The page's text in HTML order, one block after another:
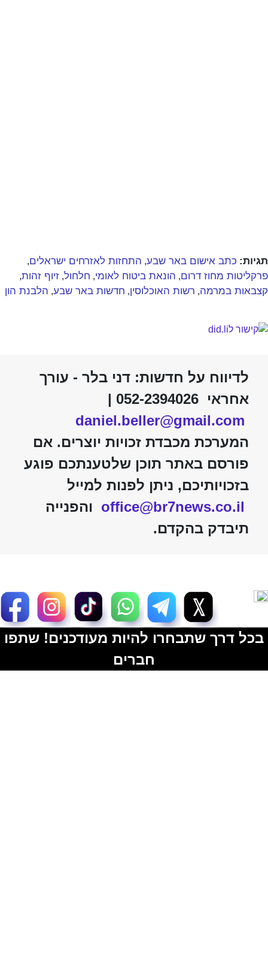
תגיות: כתב אישום באר שבע, התחזות לאזרחים ישראלים,
פרקליטות מחוז דרום, הונאת ביטוח לאומי, חלחול, זיוף זהות,
קצבאות במרמה, רשות האוכלוסין, חדשות באר שבע, הלבנת הון
לדיווח על חדשות: דני בלר - עורך
אחראי 052-2394026 |
daniel.beller@gmail.com
המערכת מכבדת זכויות יוצרים. אם
פורסם באתר תוכן שלטענתכם פוגע
בזכויותיכם, ניתן לפנות למייל
office@br7news.co.il והפנייה
תיבדק בהקדם.
בכל דרך שתבחרו להיות מעודכנים! שתפו
חברים